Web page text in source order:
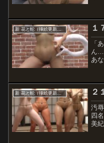
で
え
新 花と蛇（挿絵更新分） １
「
ん
あ
た
そ
声...
新 花と蛇（挿絵更新分） ２
汚
四
美